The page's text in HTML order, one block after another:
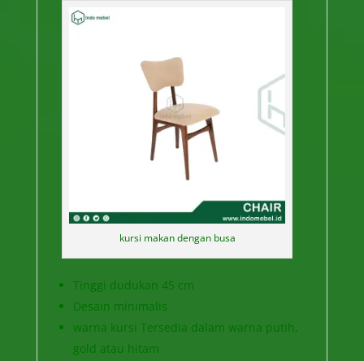
kursi makan dengan busa
Tinggi dudukan 45 cm
Desain minimalis
warna kursi Tersedia dalam warna putih,
gold atau hitam